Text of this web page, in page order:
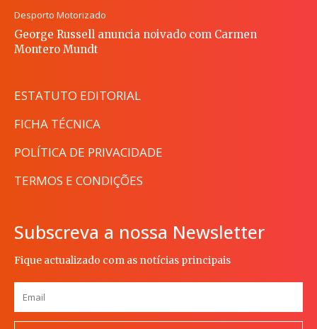
Desporto Motorizado
George Russell anuncia noivado com Carmen
Montero Mundt
ESTATUTO EDITORIAL
FICHA TÉCNICA
POLÍTICA DE PRIVACIDADE
TERMOS E CONDIÇÕES
Subscreva a nossa Newsletter
Fique actualizado com as notícias principais